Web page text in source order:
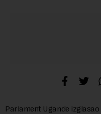
Parlament Ugande